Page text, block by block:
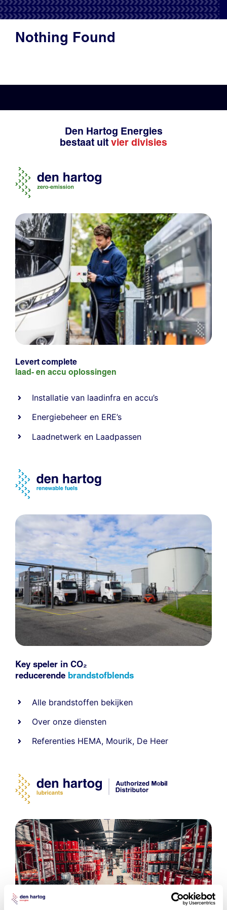
Productadvies
Nothing Found
Den Hartog Energies
bestaat uit vier divisies
Levert complete
laad- en accu oplossingen
Installatie van laadinfra en accu’s
Energiebeheer en ERE’s
Laadnetwerk en Laadpassen
Key speler in CO₂
reducerende brandstofblends
Alle brandstoffen bekijken
Over onze diensten
Referenties HEMA, Mourik, De Heer